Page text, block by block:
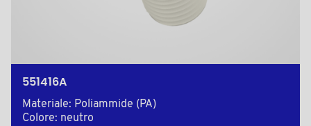
551416A
Materiale: Poliammide (PA)
Colore: neutro